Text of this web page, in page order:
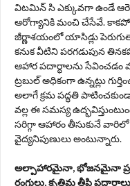
విటమిన్ సి ఎక్కువగా ఉండే
ఆరోగ్యానికి మంచి చేసేవే.
జీర్ణాశయంలో యాసిడ్లు
కనుక వీటిని పరగడుపున
ఆహార పదార్థాలను సేవించడం
ట్రబుల్‌ అధికంగా ఉన్నట్లు
అలాగే క్రమ పద్ధతి
వల్ల ఈ సమస్య
సరిగ్గా ఆహారం తీసుకునే
వైద్యనిపుణులు అంటున్నారు.
అల్పాహారమైనా, భోజనమైనా
రంగులు, కృత్రిమ తీపి